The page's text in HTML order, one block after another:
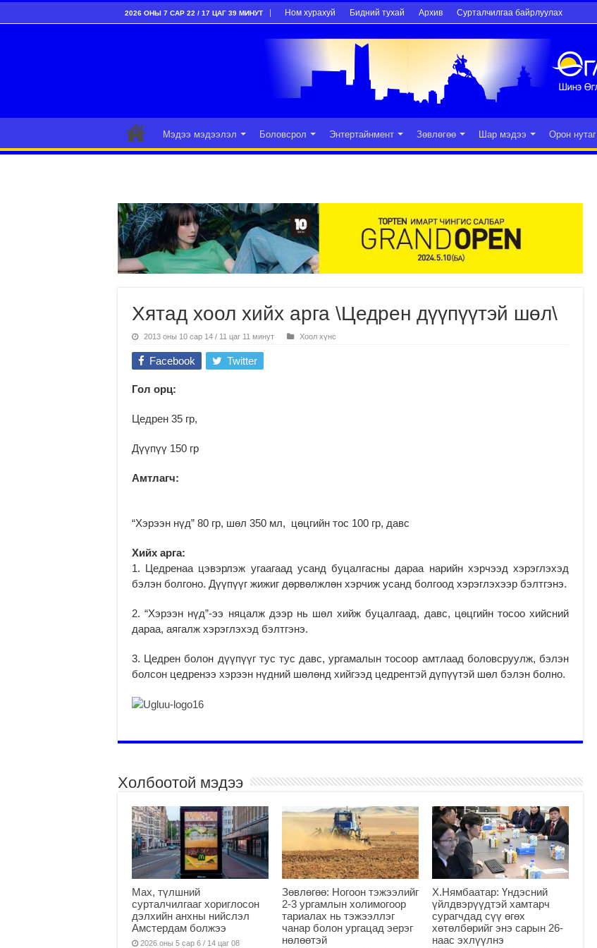
2026 ОНЫ 7 САР 22 / 17 ЦАГ 39 МИНУТ Ном хурахуй Бидний тухай Архив Сурталчилгаа байрлуулах
Мэдээ мэдээлэл Боловсрол Энтертайнмент Зөвлөгөө Шар мэдээ Орон нутаг
Хятад хоол хийх арга \Цедрен дүүпүүтэй шөл\
2013 оны 10 сар 14 / 11 цаг 11 минут Хоол хүнс
Facebook Twitter
Гол орц:
Цедрен 35 гр,
Дүүпүү 150 гр
Амтлагч:
“Хэрээн нүд” 80 гр, шөл 350 мл, цөцгийн тос 100 гр, давс
Хийх арга:
1. Цедренаа цэвэрлэж угаагаад усанд буцалгасны дараа нарийн хэрчээд хэрэглэхэд
бэлэн болгоно. Дүүпүүг жижиг дөрвөлжлөн хэрчиж усанд болгоод хэрэглэхээр бэлтгэнэ.
2. “Хэрээн нүд”-ээ няцалж дээр нь шөл хийж буцалгаад, давс, цөцгийн тосоо хийсний
дараа, аягалж хэрэглэхэд бэлтгэнэ.
3. Цедрен болон дүүпүүг тус тус давс, ургамалын тосоор амтлаад боловсруулж, бэлэн
болсон цедренээ хэрээн нүдний шөлөнд хийгээд цедрентэй дүпүүтэй шөл бэлэн болно.
Холбоотой мэдээ
Мах, түлшний
сурталчилгааг хориглосон
дэлхийн анхны нийслэл
Амстердам болжээ
2026 оны 5 сар 6 / 14 цаг 08
Зөвлөгөө: Ногоон тэжээлийг
2-3 ургамлын холимогоор
тариалах нь тэжээллэг
чанар болон ургацад эерэг
нөлөөтэй
Х.Нямбаатар: Үндэсний
үйлдвэрүүдтэй хамтарч
сурагчдад сүү өгөх
хөтөлбөрийг энэ сарын 26-
наас эхлүүлнэ